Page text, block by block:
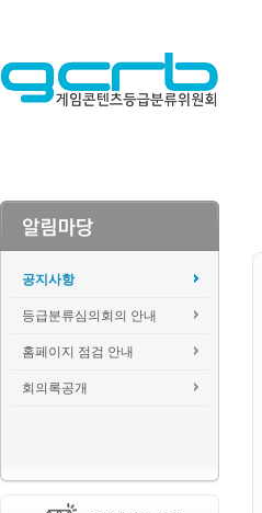
공지사항
등급분류심의회의 안내
홈페이지 점검 안내
회의록공개